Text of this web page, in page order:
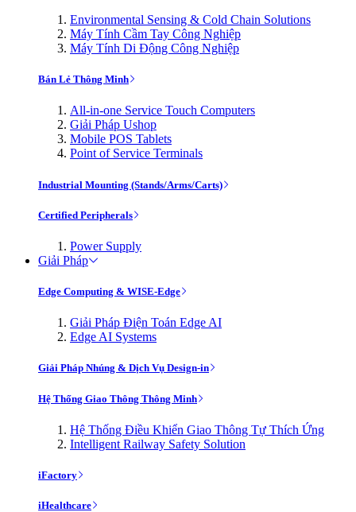
Environmental Sensing & Cold Chain Solutions
Máy Tính Cầm Tay Công Nghiệp
Máy Tính Di Động Công Nghiệp
Bán Lẻ Thông Minh
All-in-one Service Touch Computers
Giải Pháp Ushop
Mobile POS Tablets
Point of Service Terminals
Industrial Mounting (Stands/Arms/Carts)
Certified Peripherals
Power Supply
Giải Pháp
Edge Computing & WISE-Edge
Giải Pháp Điện Toán Edge AI
Edge AI Systems
Giải Pháp Nhúng & Dịch Vụ Design-in
Hệ Thống Giao Thông Thông Minh
Hệ Thống Điều Khiển Giao Thông Tự Thích Ứng
Intelligent Railway Safety Solution
iFactory
iHealthcare